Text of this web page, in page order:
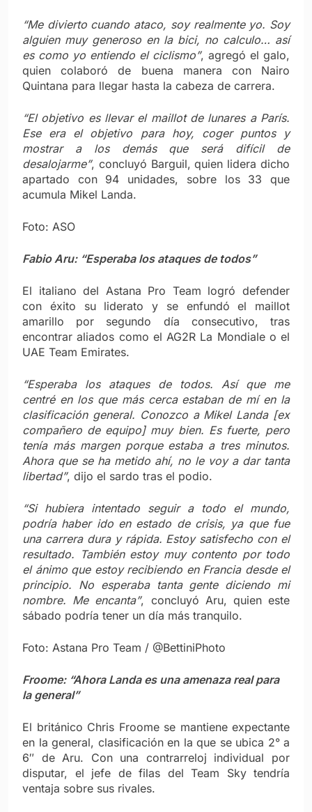
“Me divierto cuando ataco, soy realmente yo. Soy
alguien muy generoso en la bici, no calculo… así
es como yo entiendo el ciclismo”, agregó el galo,
quien colaboró de buena manera con Nairo
Quintana para llegar hasta la cabeza de carrera.
“El objetivo es llevar el maillot de lunares a París.
Ese era el objetivo para hoy, coger puntos y
mostrar a los demás que será difícil de
desalojarme”, concluyó Barguil, quien lidera dicho
apartado con 94 unidades, sobre los 33 que
acumula Mikel Landa.
Foto: ASO
Fabio Aru: “Esperaba los ataques de todos”
El italiano del Astana Pro Team logró defender
con éxito su liderato y se enfundó el maillot
amarillo por segundo día consecutivo, tras
encontrar aliados como el AG2R La Mondiale o el
UAE Team Emirates.
“Esperaba los ataques de todos. Así que me
centré en los que más cerca estaban de mí en la
clasificación general. Conozco a Mikel Landa [ex
compañero de equipo] muy bien. Es fuerte, pero
tenía más margen porque estaba a tres minutos.
Ahora que se ha metido ahí, no le voy a dar tanta
libertad”, dijo el sardo tras el podio.
“Si hubiera intentado seguir a todo el mundo,
podría haber ido en estado de crisis, ya que fue
una carrera dura y rápida. Estoy satisfecho con el
resultado. También estoy muy contento por todo
el ánimo que estoy recibiendo en Francia desde el
principio. No esperaba tanta gente diciendo mi
nombre. Me encanta”, concluyó Aru, quien este
sábado podría tener un día más tranquilo.
Foto: Astana Pro Team / @BettiniPhoto
Froome: “Ahora Landa es una amenaza real para
la general”
El británico Chris Froome se mantiene expectante
en la general, clasificación en la que se ubica 2° a
6″ de Aru. Con una contrarreloj individual por
disputar, el jefe de filas del Team Sky tendría
ventaja sobre sus rivales.